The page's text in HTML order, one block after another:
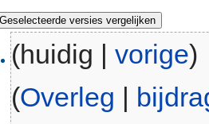
(huidig |vorige)
(Overleg |